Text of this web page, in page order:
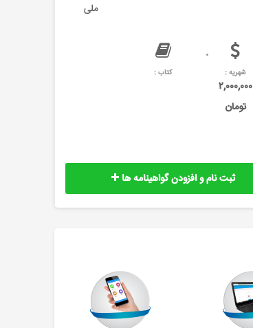
ملی
شهریه :
۲,۰۰۰,۰۰۰
تومان
کتاب :
ثبت نام و افزودن گواهینامه ها